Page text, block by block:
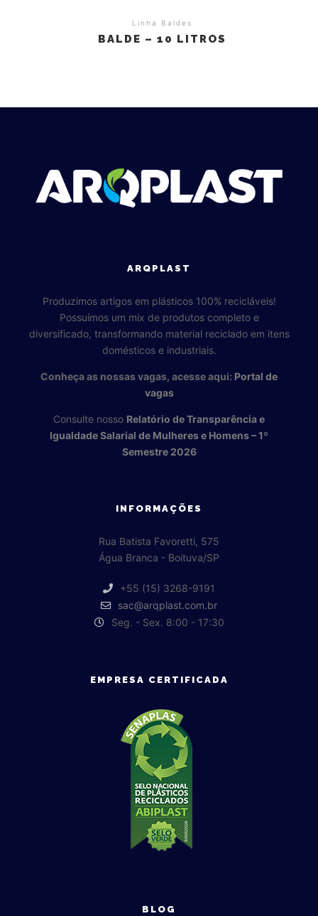
Linha Baldes
BALDE – 10 LITROS
ARQPLAST
Produzimos artigos em plásticos 100% recicláveis!
Possuímos um mix de produtos completo e
diversificado, transformando material reciclado em itens
domésticos e industriais.
Conheça as nossas vagas, acesse aqui: Portal de
vagas
Consulte nosso Relatório de Transparência e
Igualdade Salarial de Mulheres e Homens – 1º
Semestre 2026
INFORMAÇÕES
Rua Batista Favoretti, 575
Água Branca - Boituva/SP
+55 (15) 3268-9191
sac@arqplast.com.br
Seg. - Sex. 8:00 - 17:30
EMPRESA CERTIFICADA
BLOG